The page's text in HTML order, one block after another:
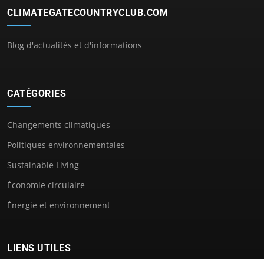
CLIMATEGATECOUNTRYCLUB.COM
Blog d'actualités et d'informations
CATÉGORIES
Changements climatiques
Politiques environnementales
Sustainable Living
Économie circulaire
Énergie et environnement
LIENS UTILES